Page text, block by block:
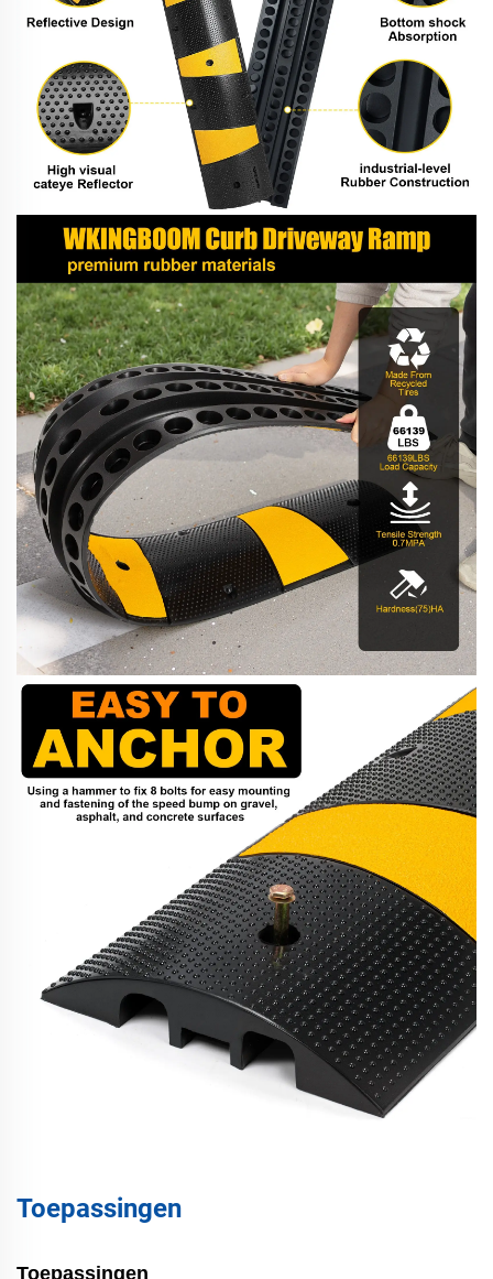
Toepassingen
Toepassingen